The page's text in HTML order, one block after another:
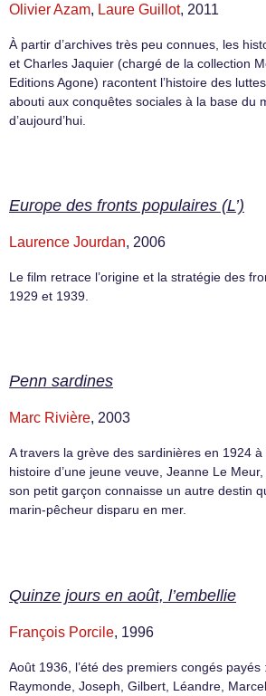
Olivier Azam, Laure Guillot, 2011
À partir d’archives très peu connues, les
et Charles Jaquier (chargé de la collection
Editions Agone) racontent l’histoire des
abouti aux conquêtes sociales à la base du
d’aujourd’hui.
Europe des fronts populaires (L’)
Laurence Jourdan, 2006
Le film retrace l’origine et la stratégie des
1929 et 1939.
Penn sardines
Marc Rivière, 2003
A travers la grève des sardinières en 1924 à
histoire d’une jeune veuve, Jeanne Le
son petit garçon connaisse un autre destin
marin-pêcheur disparu en mer.
Quinze jours en août, l’embellie
François Porcile, 1996
Août 1936, l’été des premiers congés payés
Raymonde, Joseph, Gilbert, Léandre,